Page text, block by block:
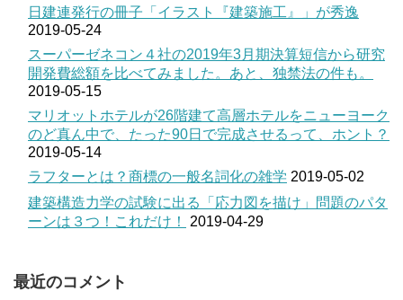
日建連発行の冊子「イラスト『建築施工』」が秀逸
2019-05-24
スーパーゼネコン４社の2019年3月期決算短信から研究
開発費総額を比べてみました。あと、独禁法の件も。
2019-05-15
マリオットホテルが26階建て高層ホテルをニューヨーク
のど真ん中で、たった90日で完成させるって、ホント？
2019-05-14
ラフターとは？商標の一般名詞化の雑学 2019-05-02
建築構造力学の試験に出る「応力図を描け」問題のパタ
ーンは３つ！これだけ！
2019-04-29
最近のコメント